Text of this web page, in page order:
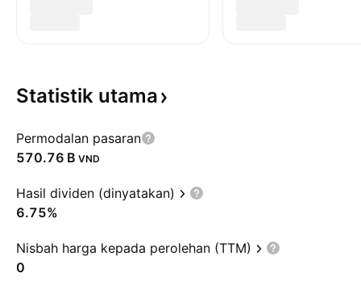
Statistik utama
Permodalan pasaran
‪570.76 B‬ VND
Hasil dividen (dinyatakan)
6.75%
Nisbah harga kepada perolehan (TTM)
0